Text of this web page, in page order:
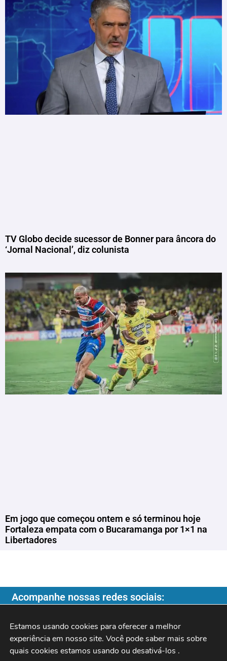
TV Globo decide sucessor de Bonner para âncora do
‘Jornal Nacional’, diz colunista
Em jogo que começou ontem e só terminou hoje
Fortaleza empata com o Bucaramanga por 1×1 na
Libertadores
Acompanhe nossas redes sociais:
Copyright ©️ 2026| Programa do Rochinha |
Estamos usando cookies para oferecer a melhor
experiência em nosso site. Você pode saber mais sobre
quais cookies estamos usando ou desativá-los .